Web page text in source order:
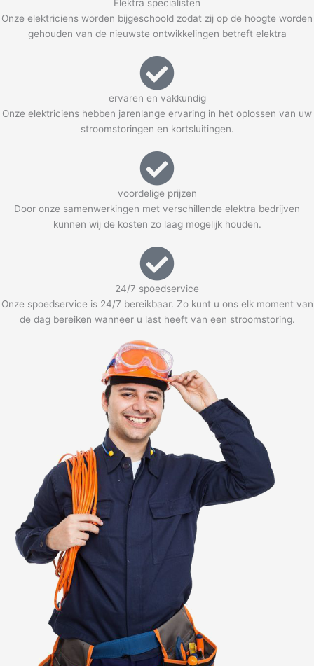
Elektra specialisten
Onze elektriciens worden bijgeschoold zodat zij op de hoogte worden
gehouden van de nieuwste ontwikkelingen betreft elektra
ervaren en vakkundig
Onze elektriciens hebben jarenlange ervaring in het oplossen van uw
stroomstoringen en kortsluitingen.
voordelige prijzen
Door onze samenwerkingen met verschillende elektra bedrijven
kunnen wij de kosten zo laag mogelijk houden.
24/7 spoedservice
Onze spoedservice is 24/7 bereikbaar. Zo kunt u ons elk moment van
de dag bereiken wanneer u last heeft van een stroomstoring.